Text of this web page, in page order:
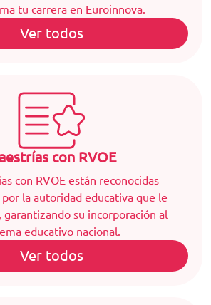
tu carrera en Euroinnova.
Ver todos
con RVOE
con RVOE están reconocidas
la autoridad educativa que le
garantizando su incorporación al
educativo nacional.
Ver todos